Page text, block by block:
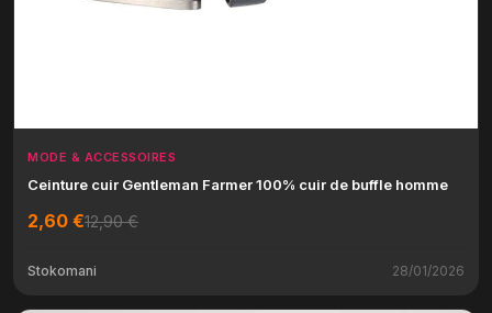
MODE & ACCESSOIRES
Ceinture cuir Gentleman Farmer 100% cuir de buffle homme
2,60 €12,90 €
Stokomani 28/01/2026